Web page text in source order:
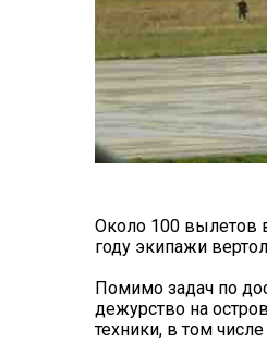
Около 100 вылетов
году экипажи
Помимо задач по
дежурство на
техники, в том